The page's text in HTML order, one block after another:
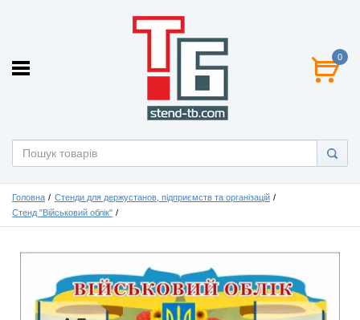
0
Головна
Стенди для держустанов, підприємств та організацій
Стенд "Військовий облік"